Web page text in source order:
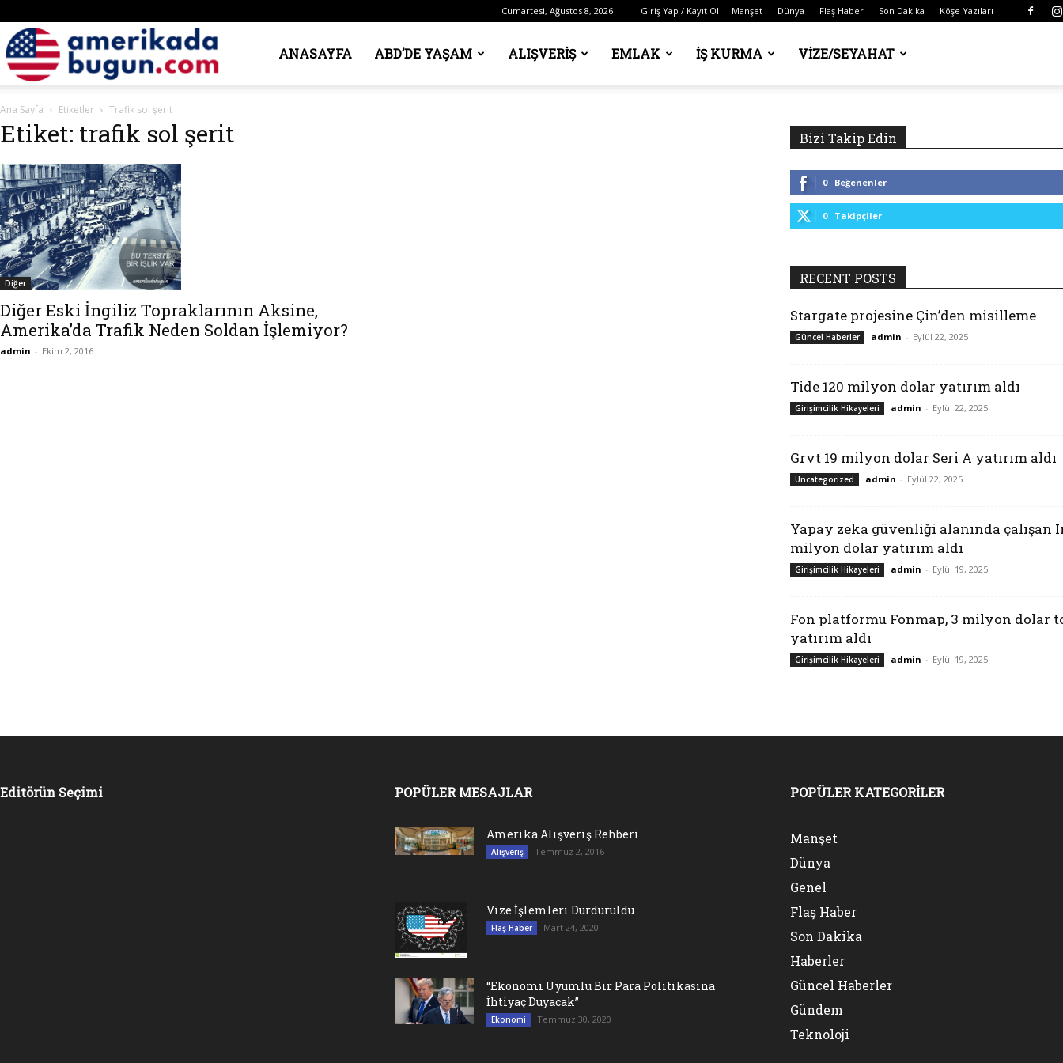
Cumartesi, Ağustos 8, 2026 Giriş Yap / Kayıt Ol Manşet Dünya Flaş Haber Son Dakika Köşe Yazıları
Amerika’daANASAYFA ABD’DE YAŞAM ALIŞVERIŞ EMLAK İŞ KURMA VIZE/SEYAHAT
Ana Sayfa Etiketler Trafik sol şerit
Etiket: trafik sol şerit
Diğer
Diğer Eski İngiliz Topraklarının Aksine,
Amerika’da Trafik Neden Soldan İşlemiyor?
admin - Ekim 2, 2016
Bizi Takip Edin
0 Beğenenler
0 Takipçiler
RECENT POSTS
Stargate projesine Çin’den misilleme
Güncel Haberler admin - Eylül 22, 2025
Tide 120 milyon dolar yatırım aldı
Girişimcilik Hikayeleri admin - Eylül 22, 2025
Grvt 19 milyon dolar Seri A yatırım aldı
Uncategorized admin - Eylül 22, 2025
Yapay zeka güvenliği alanında çalışan
milyon dolar yatırım aldı
Girişimcilik Hikayeleri admin - Eylül 19, 2025
Fon platformu Fonmap, 3 milyon dolar
yatırım aldı
Girişimcilik Hikayeleri admin - Eylül 19, 2025
Editörün Seçimi POPÜLER MESAJLAR
Amerika Alışveriş Rehberi
Alışveriş Temmuz 2, 2016
Vize İşlemleri Durduruldu
Flaş Haber Mart 24, 2020
“Ekonomi Uyumlu Bir Para Politikasına
İhtiyaç Duyacak”
Ekonomi Temmuz 30, 2020
POPÜLER KATEGORİLER
Manşet
Dünya
Genel
Flaş Haber
Son Dakika
Haberler
Güncel Haberler
Gündem
Teknoloji